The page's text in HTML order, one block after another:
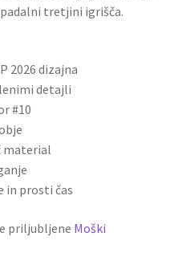
tretjini igrišča.
2026 dizajna
detajli
#10
material
in prosti čas
priljubljene Moški